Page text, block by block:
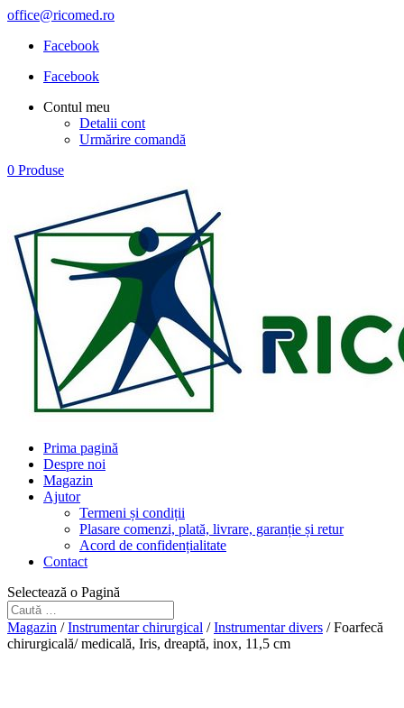
office@ricomed.ro
Facebook
Facebook
Contul meu
Detalii cont
Urmărire comandă
0 Produse
Prima pagină
Despre noi
Magazin
Ajutor
Termeni și condiții
Plasare comenzi, plată, livrare, garanție și retur
Acord de confidențialitate
Contact
Selectează o Pagină
Magazin /Instrumentar chirurgical /Instrumentar divers / Foarfecă
chirurgicală/ medicală, Iris, dreaptă, inox, 11,5 cm